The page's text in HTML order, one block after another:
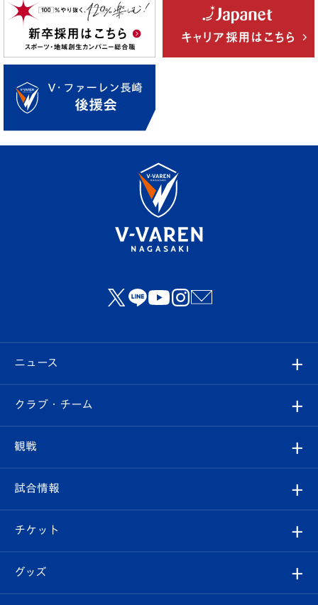
ニュース
すべて
クラブ
試合情報
チケット
クラブ・チーム
クラブ概要
エンブレム紹介
観戦
観戦ルール
はじめての観戦ガイド
Revive Team
試合情報
試合日程/結果
フォトギャラリー
チケット
チケット
グッズ